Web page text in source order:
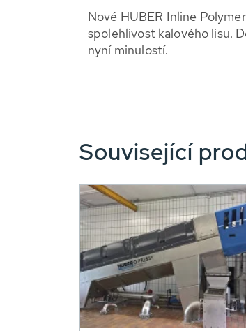
Nové HUBER Inline
spolehlivost kalového lisu.
nyní minulostí.
Související